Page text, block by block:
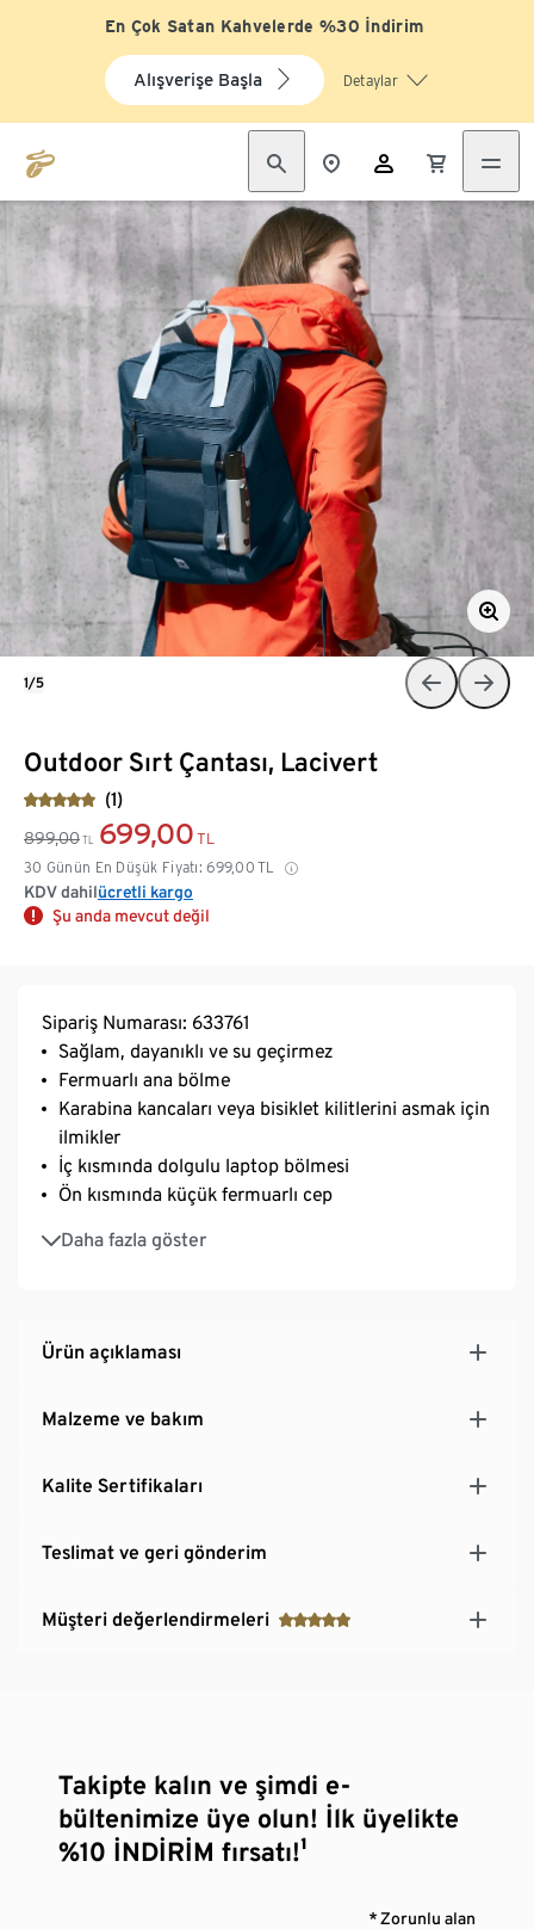
En Çok Satan Kahvelerde %30 İndirim
Alışverişe Başla Detaylar
Outdoor Sırt Çantası, Lacivert
(1)
899,00 TL 699,00 TL
30 Günün En Düşük Fiyatı: 699,00 TL
KDV dahilücretli kargo
Şu anda mevcut değil
1/5
Sipariş Numarası: 633761
Sağlam, dayanıklı ve su geçirmez
Fermuarlı ana bölme
Karabina kancaları veya bisiklet kilitlerini asmak için
ilmikler
İç kısmında dolgulu laptop bölmesi
Ön kısmında küçük fermuarlı cep
Daha fazla göster
İdeal şekilde oturması için uzunluğu ayarlanabilen
ve dolgulu omuz kemeri
Ürün açıklaması
Malzeme ve bakım
Kalite Sertifikaları
Teslimat ve geri gönderim
Müşteri değerlendirmeleri
Takipte kalın ve şimdi e-
bültenimize üye olun! İlk üyelikte
%10 İNDİRİM fırsatı!¹
* Zorunlu alan